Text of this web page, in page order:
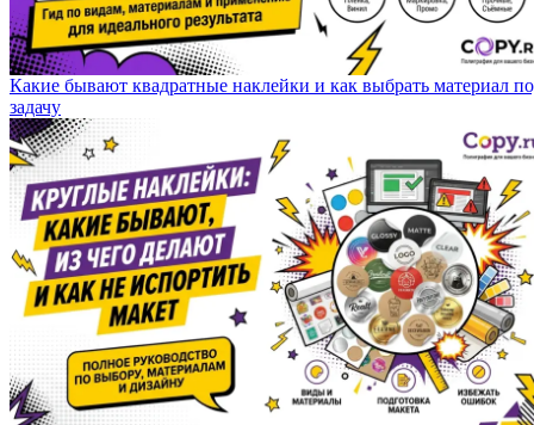
Какие бывают квадратные наклейки и как выбрать материал
задачу